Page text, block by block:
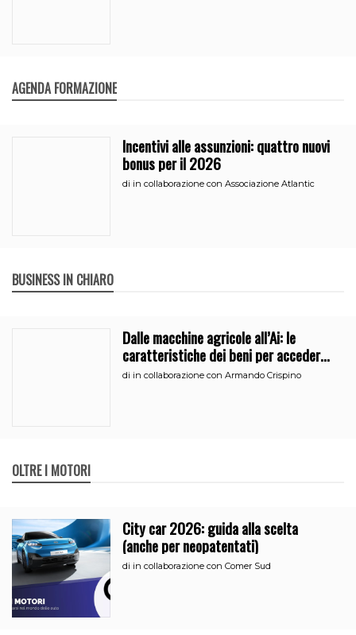
AGENDA FORMAZIONE
Incentivi alle assunzioni: quattro nuovi
bonus per il 2026
di in collaborazione con Associazione Atlantic
BUSINESS IN CHIARO
Dalle macchine agricole all’Ai: le
caratteristiche dei beni per accedere
all’iperammortamento
di in collaborazione con Armando Crispino
OLTRE I MOTORI
City car 2026: guida alla scelta
(anche per neopatentati)
di in collaborazione con Comer Sud